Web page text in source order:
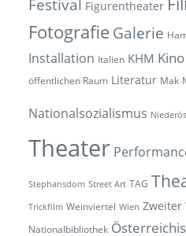
Festival Figurentheater
Fotografie Galerie
Installation Italien KHM Kino
öffentlichen Raum Literatur Mak
Nationalsozialismus
Theater
Stephansdom Street Art TAG
Trickfilm Weinviertel Wien Zweiter
Nationalbibliothek